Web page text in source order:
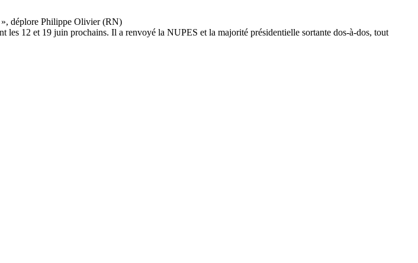
12 et 19 juin prochains. Il a renvoyé la NUPES et la majorité présidentielle sortante dos-à-dos, tout